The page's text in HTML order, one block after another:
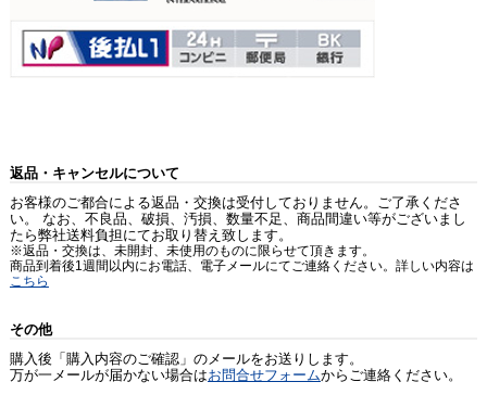
返品・キャンセルについて
お客様のご都合による返品・交換は受付しておりません。ご了承くださ
い。 なお、不良品、破損、汚損、数量不足、商品間違い等がございまし
たら弊社送料負担にてお取り替え致します。
※返品・交換は、未開封、未使用のものに限らせて頂きます。
商品到着後1週間以内にお電話、電子メールにてご連絡ください。詳しい内容は
こちら
その他
購入後「購入内容のご確認」のメールをお送りします。
万が一メールが届かない場合はお問合せフォームからご連絡ください。